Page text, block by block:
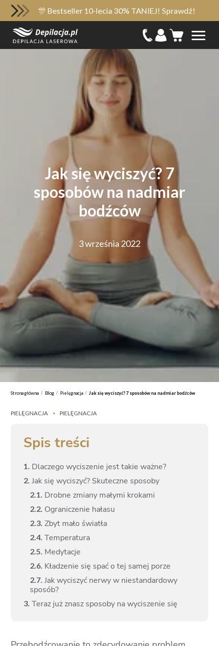
🎊 Bestseller 10-lecia 30% TANIEJ! Sprawdź!
Jak się wyciszyć? 7
sposobów na nadmiar
bodźców
3 września 2022
Strona główna / Blog / Pielęgnacja / Jak się wyciszyć? 7 sposobów na nadmiar bodźców
PIELĘGNACJA • PIELĘGNACJA
Spis treści
1. Dlaczego wyciszenie jest takie ważne?
2. Jak się wyciszyć? Skuteczne sposoby
2. 1. Drobne zmiany małymi krokami
2. 2. Ograniczenie hałasu
2. 3. Zbyt mało światła
2.4. Temperatura
2. 5. Medytacje
2. 6. Kładzenie się spać o tej samej porze
2. 7. Jak wyciszyć nerwy w niestandardowy
sposób?
3. Teraz już znasz sposoby na wyciszenie się